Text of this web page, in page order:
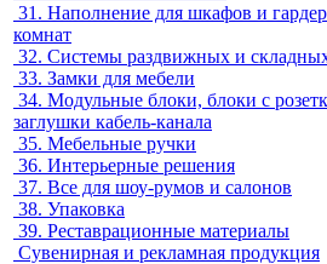
31. Наполнение для шкафов и
комнат
32. Системы раздвижных и
33. Замки для мебели
34. Модульные блоки, блоки с
заглушки кабель-канала
35. Мебельные ручки
36. Интерьерные решения
37. Все для шоу-румов и салонов
38. Упаковка
39. Реставрационные материалы
Сувенирная и рекламная продукция